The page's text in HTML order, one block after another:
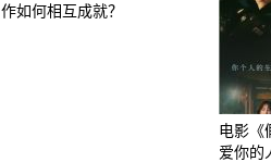
作如何相互成就？
电影《
爱你的